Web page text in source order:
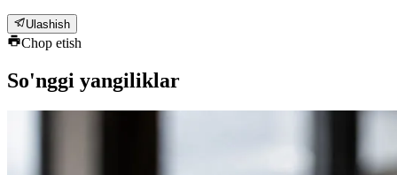
Ulashish
Chop etish
So'nggi yangiliklar